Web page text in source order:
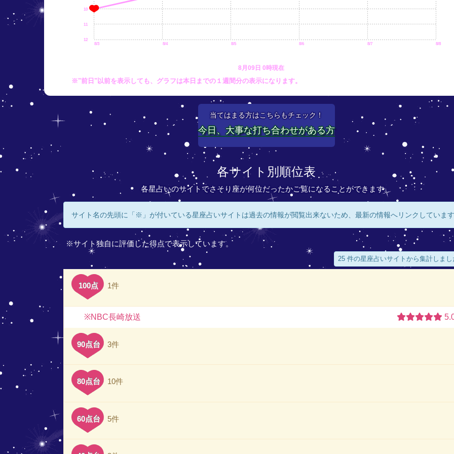
8/3 8/4 8/5 8/6 8/7 8/8
12
11
10
8月09日 0時現在
※"前日"以前を表示しても、グラフは本日までの１週間分の表示になります。
当てはまる方はこちらもチェック！
今日、大事な打ち合わせがある方
各サイト別順位表
各星占いのサイトでさそり座が何位だったかご覧になることができます。
サイト名の先頭に「※」が付いている星座占いサイトは過去の情報が閲覧出来ないため、最新の情報へリンクしていま
※サイト独自に評価した得点で表示しています。
25 件の星座占いサイトから集計しまし
100点 1件
※NBC長崎放送
90点台 3件
80点台 10件
60点台 5件